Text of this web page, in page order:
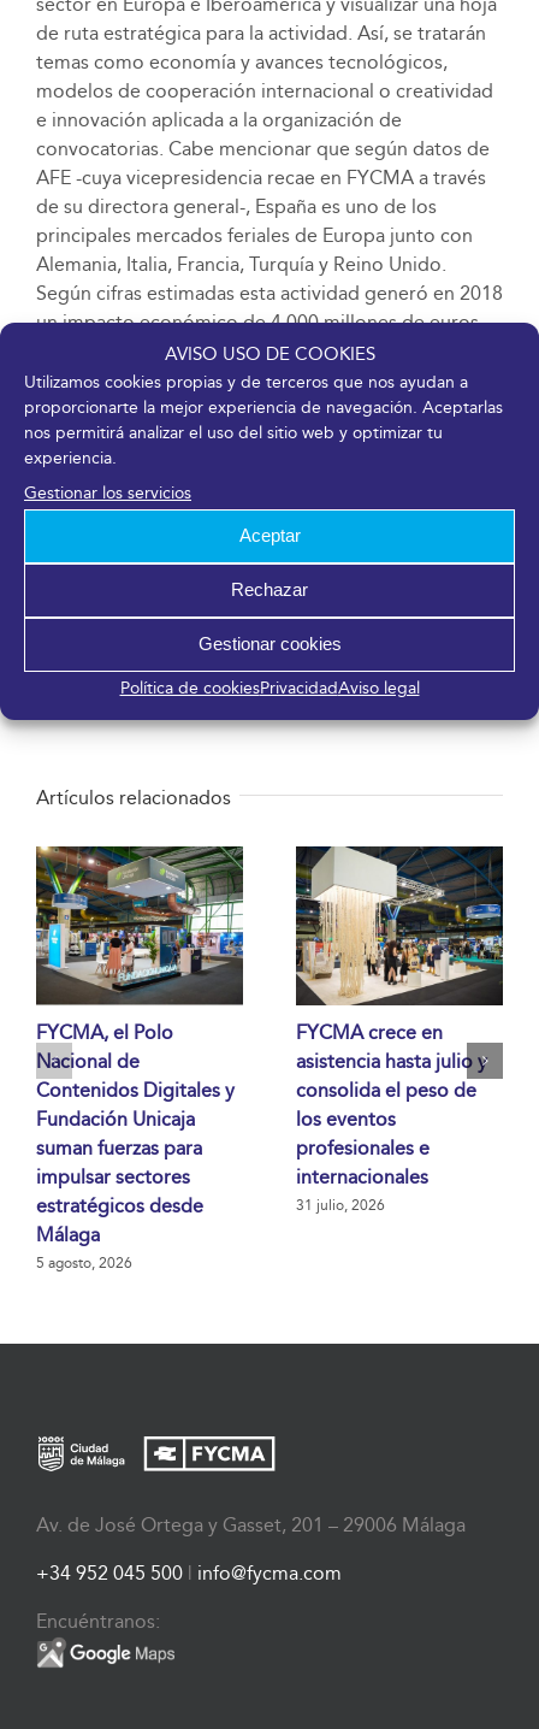
AVISO USO DE COOKIES
Utilizamos cookies propias y de terceros que nos ayudan a
proporcionarte la mejor experiencia de navegación. Aceptarlas
nos permitirá analizar el uso del sitio web y optimizar tu
experiencia.
Gestionar los servicios
Aceptar
Rechazar
Gestionar cookies
Política de cookiesPrivacidadAviso legal
de ruta estratégica para la actividad. Así, se tratarán
temas como economía y avances tecnológicos,
modelos de cooperación internacional o creatividad
e innovación aplicada a la organización de
convocatorias. Cabe mencionar que según datos de
AFE -cuya vicepresidencia recae en FYCMA a través
de su directora general-, España es uno de los
principales mercados feriales de Europa junto con
Alemania, Italia, Francia, Turquía y Reino Unido.
Según cifras estimadas esta actividad generó en 2018
un impacto económico de 4.000 millones de euros.
Más información enwww.fycma.com
DESCARGAR EN PDF
30 abril, 2019
¡Comparte en tus redes sociales!
Facebook
X LinkedInWhatsApp
TelegramPinterestCorreo
electrónico
Artículos relacionados
FYCMA, el Polo
Nacional de
Contenidos Digitales y
Fundación Unicaja
suman fuerzas para
impulsar sectores
estratégicos desde
Málaga
5 agosto, 2026
FYCMA crece en
asistencia hasta julio y
consolida el peso de
los eventos
profesionales e
internacionales
31 julio, 2026
Av. de José Ortega y Gasset, 201 – 29006 Málaga
+34 952 045 500 info@fycma.com
Encuéntranos: